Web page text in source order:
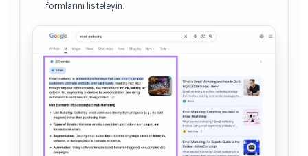
formlarını listeleyin.